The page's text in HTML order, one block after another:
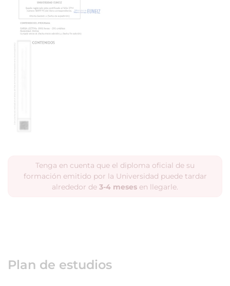
Tenga en cuenta que el diploma oficial de su
formación emitido por la Universidad puede tardar
alrededor de 3-4 meses en llegarle.
Plan de estudios